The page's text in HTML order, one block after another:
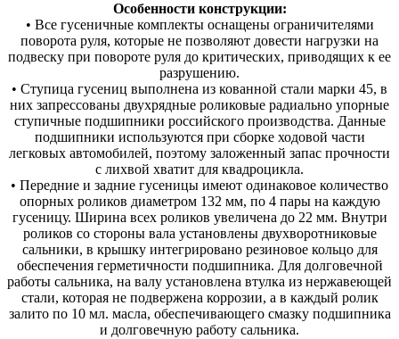
Особенности конструкции:
• Все гусеничные комплекты оснащены ограничителями
поворота руля, которые не позволяют довести нагрузки на
подвеску при повороте руля до критических, приводящих к ее
разрушению.
• Ступица гусениц выполнена из кованной стали марки 45, в
них запрессованы двухрядные роликовые радиально упорные
ступичные подшипники российского производства. Данные
подшипники используются при сборке ходовой части
легковых автомобилей, поэтому заложенный запас прочности
с лихвой хватит для квадроцикла.
• Передние и задние гусеницы имеют одинаковое количество
опорных роликов диаметром 132 мм, по 4 пары на каждую
гусеницу. Ширина всех роликов увеличена до 22 мм. Внутри
роликов со стороны вала установлены двухворотниковые
сальники, в крышку интегрировано резиновое кольцо для
обеспечения герметичности подшипника. Для долговечной
работы сальника, на валу установлена втулка из нержавеющей
стали, которая не подвержена коррозии, а в каждый ролик
залито по 10 мл. масла, обеспечивающего смазку подшипника
и долговечную работу сальника.